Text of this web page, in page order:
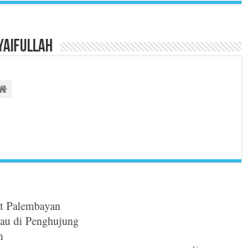
Palembayan
di Penghujung